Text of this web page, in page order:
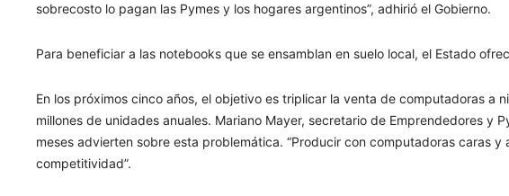
sobrecosto lo pagan las Pymes y los hogares argentinos”, adhirió el Gobierno.
Para beneficiar a las notebooks que se ensamblan en suelo local, el Estado
En los próximos cinco años, el objetivo es triplicar la venta de computadoras a
millones de unidades anuales. Mariano Mayer, secretario de Emprendedores y
meses advierten sobre esta problemática. “Producir con computadoras caras
competitividad”.